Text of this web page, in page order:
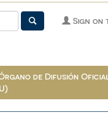
Sign on
de Difusión